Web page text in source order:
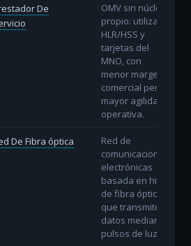
De
OMV sin núcleo
propio: utiliza
HLR/HSS y
tarjetas del
MNO, con
menor margen
comercial pero
mayor agilidad
operativa.
De Fibra óptica
Red de
comunicaciones
electrónicas
basada en hilos
de fibra óptica
que transmiten
datos mediante
pulsos de luz.